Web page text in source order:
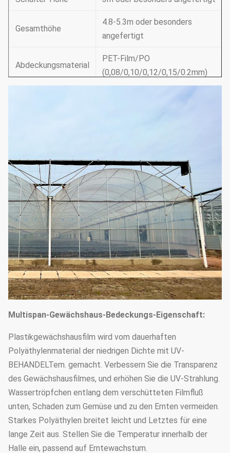
Gesamthöhe
4.8-5.3m oder besonders
angefertigt
Abdeckungsmaterial
PET-Film/PO
(0,08/0,10/0,12/0,15/0.2mm)
Seitenbelüftung/Dachbelüftung
Stützsystem
(wählen Sie
entsprechend Ihrem
Bedarf)
Kühlsystem- u.
Bewässerungssystem u.
Außenseite oder Innere
Schattieren des Systems
Der Bogenabstand
1.33m / 1,2/1,0/2,0 oder
besonders angefertigt
Bogendurchmesser
besonders angefertigt
Hauptsäule
114mm, 50X70mm, 60X80mm
50x100mm, 80x80mm,
100X100mm
Standard: 60mm, 50X70mm,
40x80mm, 80X80mm… usw.
Multispan-Gewächshaus-Bedeckungs-Eigenschaft:
Plastikgewächshausfilm wird vom dauerhaften
Polyäthylenmaterial der niedrigen Dichte mit UV-
BEHANDELTem. gemacht. Verbessern Sie die Transparenz
des Gewächshausfilmes, und erhöhen Sie die UV-Strahlung.
Wassertröpfchen entlang dem verschütteten Filmfluß
unten, Schaden zum Gemüse und zu den Ernten vermeiden.
Starkes Polyäthylen breitet leicht und Letztes für eine
lange Zeit aus. Stellen Sie die Temperatur innerhalb der
Halle ein, passend auf Erntewachstum.